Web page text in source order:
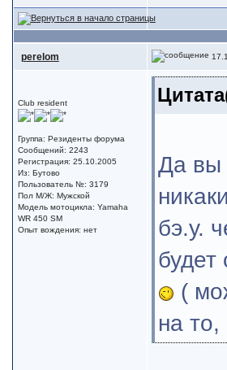
perelom
Club resident
Группа: Резиденты форума
Сообщений: 2243
Регистрация: 25.10.2005
Из: Бутово
Пользователь №: 3179
Пол М/Ж: Мужской
Модель мотоцикла: Yamaha
WR 450 SM
Опыт вождения: нет
Да вы
бэ.у.
будет
(
на